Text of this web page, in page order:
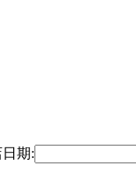
期: